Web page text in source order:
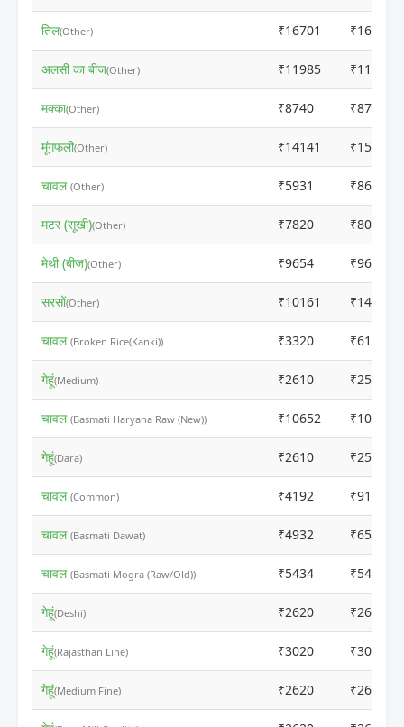
तिल(Other) ₹16701 ₹16681
अलसी का बीज(Other) ₹11985 ₹11965
मक्का(Other) ₹8740 ₹8720
मूंगफली(Other) ₹14141 ₹15714
चावल (Other) ₹5931 ₹8649
मटर (सूखी)(Other) ₹7820 ₹8091
मेथी (बीज)(Other) ₹9654 ₹9634
सरसों(Other) ₹10161 ₹14762
चावल (Broken Rice(Kanki)) ₹3320 ₹6146
गेहूं(Medium) ₹2610 ₹2590
चावल (Basmati Haryana Raw (New)) ₹10652 ₹10632
गेहूं(Dara) ₹2610 ₹2590
चावल (Common) ₹4192 ₹9169
चावल (Basmati Dawat) ₹4932 ₹6592
चावल (Basmati Mogra (Raw/Old)) ₹5434 ₹5414
गेहूं(Deshi) ₹2620 ₹2600
गेहूं(Rajasthan Line) ₹3020 ₹3040
गेहूं(Medium Fine) ₹2620 ₹2600